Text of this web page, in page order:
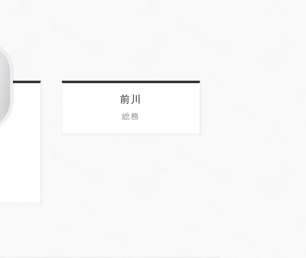
前川
総務